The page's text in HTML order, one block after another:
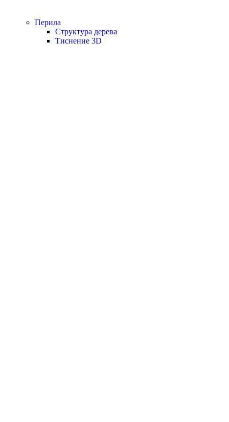
Перила
Структура дерева
Тиснение 3D